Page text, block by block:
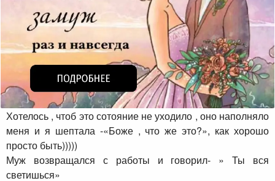
Хотелось , чтоб это сотояние не уходило , оно наполняло
меня и я шептала -«Боже , что же это?», как хорошо
просто быть)))))
Муж возвращался с работы и говорил- » Ты вся
светишься»